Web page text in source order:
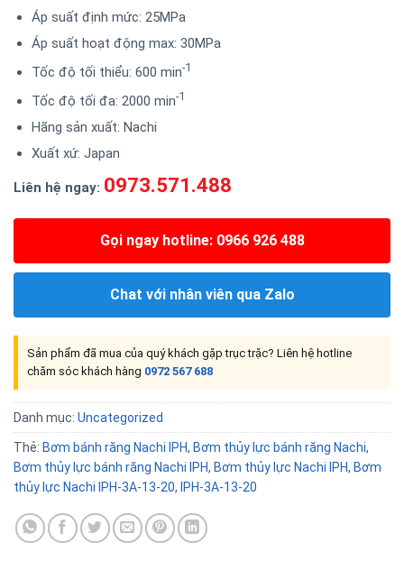
Áp suất định mức: 25MPa
Áp suất hoạt động max: 30MPa
Tốc độ tối thiểu: 600 min-1
Tốc độ tối đa: 2000 min-1
Hãng sản xuất: Nachi
Xuất xứ: Japan
Liên hệ ngay: 0973.571.488
Gọi ngay hotline: 0966 926 488
Chat với nhân viên qua Zalo
Sản phẩm đã mua của quý khách gặp trục trặc? Liên hệ hotline
chăm sóc khách hàng 0972 567 688
Danh mục: Uncategorized
Thẻ: Bơm bánh răng Nachi IPH, Bơm thủy lực bánh răng Nachi,
Bơm thủy lực bánh răng Nachi IPH, Bơm thủy lực Nachi IPH, Bơm
thủy lực Nachi IPH-3A-13-20, IPH-3A-13-20